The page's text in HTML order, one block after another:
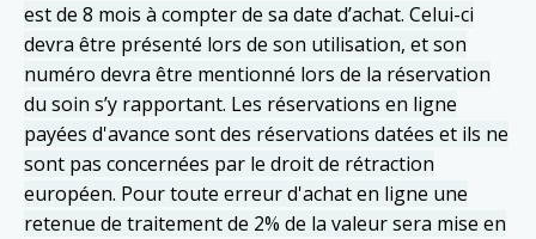
est de 8 mois à compter de sa date d’achat. Celui-ci
devra être présenté lors de son utilisation, et son
numéro devra être mentionné lors de la réservation
du soin s’y rapportant. Les réservations en ligne
payées d'avance sont des réservations datées et ils ne
sont pas concernées par le droit de rétraction
européen. Pour toute erreur d'achat en ligne une
retenue de traitement de 2% de la valeur sera mise en